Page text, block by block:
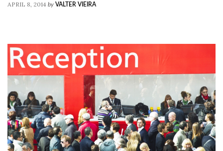
APRIL 8, 2014 by VALTER VIEIRA